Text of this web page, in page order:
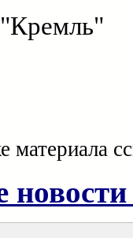
материала